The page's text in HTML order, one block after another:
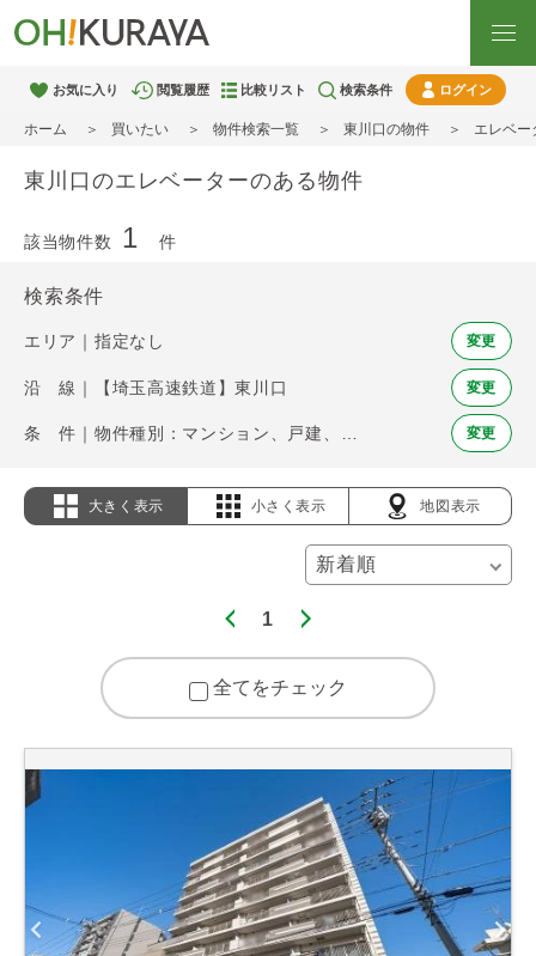
お気に入り 閲覧履歴 比較リスト 検索条件 ログイン
ホーム 買いたい 物件検索一覧 東川口の物件 エレベー
東川口のエレベーターのある物件
該当物件数 1 件
検索条件
エリア｜指定なし 変更
沿 線｜【埼玉高速鉄道】東川口 変更
変更
大きく表示 小さく表示 地図表示
1
全てをチェック